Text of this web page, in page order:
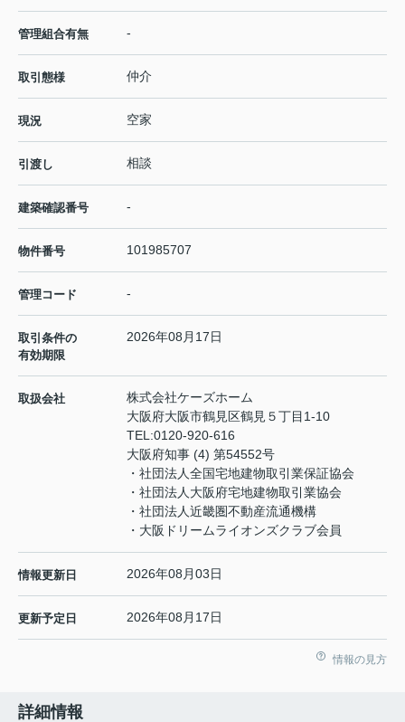
管理組合有無 -
取引態様 仲介
現況 空家
引渡し 相談
建築確認番号 -
物件番号 101985707
管理コード -
取引条件の
有効期限
2026年08月17日
取扱会社
株式会社ケーズホーム
大阪府大阪市鶴見区鶴見５丁目1-10
TEL:0120-920-616
大阪府知事 (4) 第54552号
・社団法人全国宅地建物取引業保証協会
・社団法人大阪府宅地建物取引業協会
・社団法人近畿圏不動産流通機構
・大阪ドリームライオンズクラブ会員
情報更新日 2026年08月03日
更新予定日 2026年08月17日
情報の見方
詳細情報